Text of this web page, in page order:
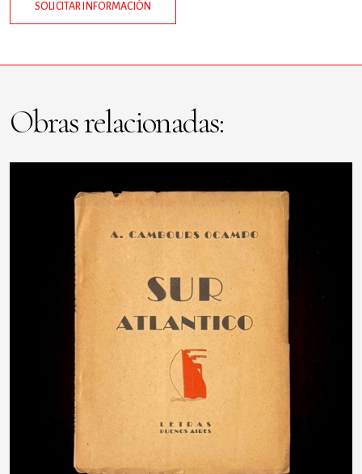
SOLICITAR INFORMACIÓN
Obras relacionadas: